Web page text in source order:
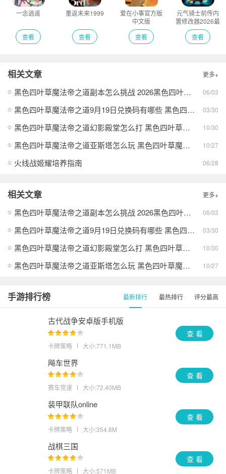
一念逍遥
查看
重返未来1999
查看
爱在小事官方版
中文版
查看
元气骑士前传内
置修改器2026最
新版
查看
相关文章 更多+
黑色四叶草魔法帝之道副本怎么挑战 2026黑色四叶草魔法帝之道副本挑战攻略 06/03
黑色四叶草魔法帝之道9月19日兑换码有哪些 黑色四叶草魔法帝之道2025年9月19日测试首日兑换码分享 03/30
黑色四叶草魔法帝之道幻影殿堂怎么打 黑色四叶草魔法帝之道幻影殿堂打法攻略 10/30
黑色四叶草魔法帝之道亚斯塔怎么玩 黑色四叶草魔法帝之道亚斯塔玩法介绍 10/27
火线战姬耀培养指南 06/28
相关文章 更多+
黑色四叶草魔法帝之道副本怎么挑战 2026黑色四叶草魔法帝之道副本挑战攻略 06/03
黑色四叶草魔法帝之道9月19日兑换码有哪些 黑色四叶草魔法帝之道2025年9月19日测试首日兑换码分享 03/30
黑色四叶草魔法帝之道幻影殿堂怎么打 黑色四叶草魔法帝之道幻影殿堂打法攻略 10/30
黑色四叶草魔法帝之道亚斯塔怎么玩 黑色四叶草魔法帝之道亚斯塔玩法介绍 10/27
手游排行榜 最新排行 最热排行 评分最高
古代战争安卓版手机版
卡牌策略 大小:771.1MB
查 看
飚车世界
赛车竞速 大小:72.40MB
查 看
装甲联队online
卡牌策略 大小:354.8M
查 看
战棋三国
卡牌策略 大小:571MB
查 看